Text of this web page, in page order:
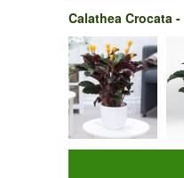
Calathea Crocata -